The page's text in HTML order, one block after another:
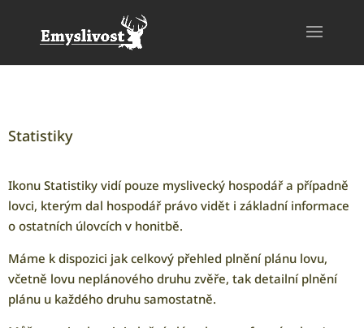
Statistiky
Ikonu Statistiky vidí pouze myslivecký hospodář a případně
lovci, kterým dal hospodář právo vidět i základní informace
o ostatních úlovcích v honitbě.
Máme k dispozici jak celkový přehled plnění plánu lovu,
včetně lovu neplánového druhu zvěře, tak detailní plnění
plánu u každého druhu samostatně.